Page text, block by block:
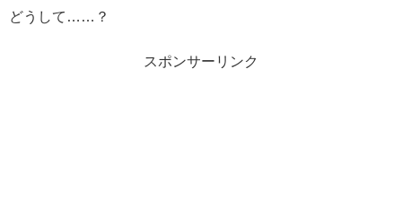
どうして……？
スポンサーリンク